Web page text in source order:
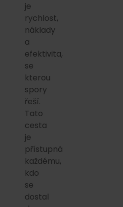
je
rychlost,
náklady
a
efektivita,
se
kterou
spory
řeší.
Tato
cesta
je
přístupná
každému,
kdo
se
dostal